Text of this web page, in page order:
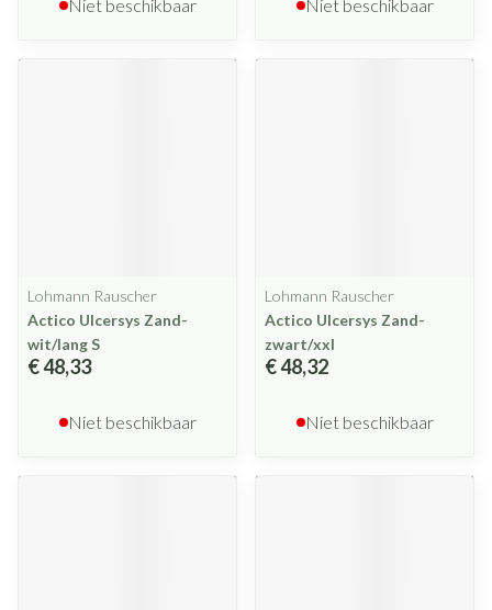
Niet beschikbaar Niet beschikbaar
Lohmann Rauscher
Actico Ulcersys Zand-
wit/lang S
€ 48,33
Niet beschikbaar
Lohmann Rauscher
Actico Ulcersys Zand-
zwart/xxl
€ 48,32
Niet beschikbaar